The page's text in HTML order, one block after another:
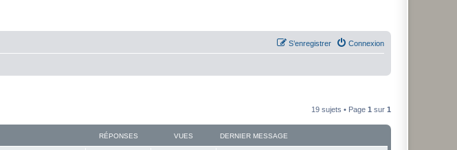
Connexion
S’enregistrer
19 sujets • Page 1 sur 1
RÉPONSES VUES DERNIER MESSAGE